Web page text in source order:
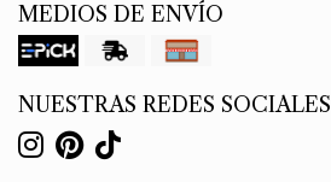
MEDIOS DE ENVÍO
NUESTRAS REDES SOCIALES